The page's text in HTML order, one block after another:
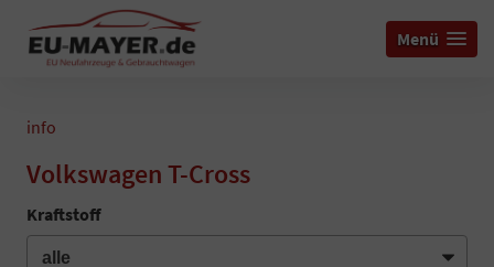
Menü
info
Volkswagen T-Cross
Kraftstoff